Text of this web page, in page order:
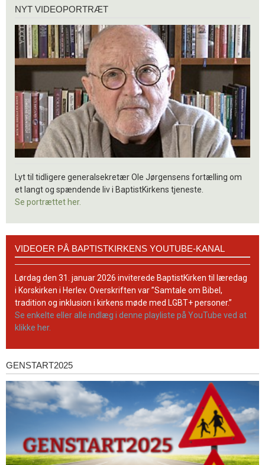
videoportræt
NYT VIDEOPORTRÆT
Lyt til tidligere generalsekretær Ole Jørgensens fortælling om
et langt og spændende liv i BaptistKirkens tjeneste.
Se portrættet her.
BaptistKirkens
YouTube-
kanal
VIDEOER PÅ BAPTISTKIRKENS YOUTUBE-KANAL
Lørdag den 31. januar 2026 inviterede BaptistKirken til læredag
i Korskirken i Herlev. Overskriften var ”Samtale om Bibel,
tradition og inklusion i kirkens møde med LGBT+ personer.”
Se enkelte eller alle indlæg i denne playliste på YouTube ved at
klikke her.
Genstart2025
GENSTART2025